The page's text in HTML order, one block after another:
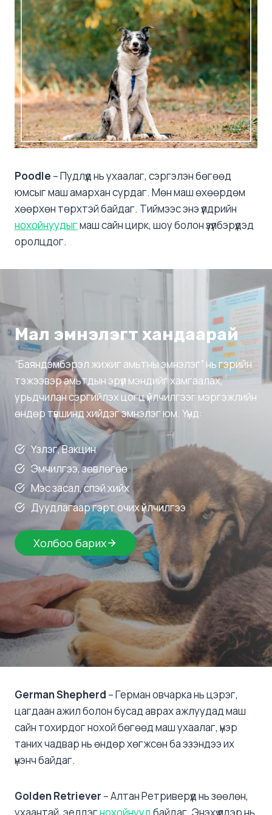
Poodle – Пудлүүд нь ухаалаг, сэргэлэн бөгөөд
юмсыг маш амархан сурдаг. Мөн маш өхөөрдөм
хөөрхөн төрхтэй байдаг. Тиймээс энэ үүлдрийн
нохойнуудыгмаш сайн цирк, шоу болон үзүүлбэрүүдэд
оролцдог.
Мал эмнэлэгт хандаарай
“Баяндэмбэрэл жижиг амьтны эмнэлэг” нь гэрийн
тэжээвэр амьтдын эрүүл мэндийг хамгаалах,
урьдчилан сэргийлэх цогц үйлчилгээг мэргэжлийн
өндөр түвшинд хийдэг эмнэлэг юм. Үүнд:
Үзлэг, Вакцин
Эмчилгээ, зөвлөгөө
Мэс засал, спэй хийх
Дуудлагаар гэрт очих үйлчилгээ
Холбоо барих
German Shepherd – Герман овчарка нь цэрэг,
цагдаан ажил болон бусад аврах ажлуудад маш
сайн тохирдог нохой бөгөөд маш ухаалаг, үнэр
таних чадвар нь өндөр хөгжсөн ба эзэндээ их
үнэнч байдаг.
Golden Retriever – Алтан Ретриверүүд нь зөөлөн,